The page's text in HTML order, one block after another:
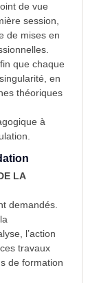
de vue
session,
de mises en
que chaque
en
théoriques
à
LA
demandés.
l’action
travaux
de formation